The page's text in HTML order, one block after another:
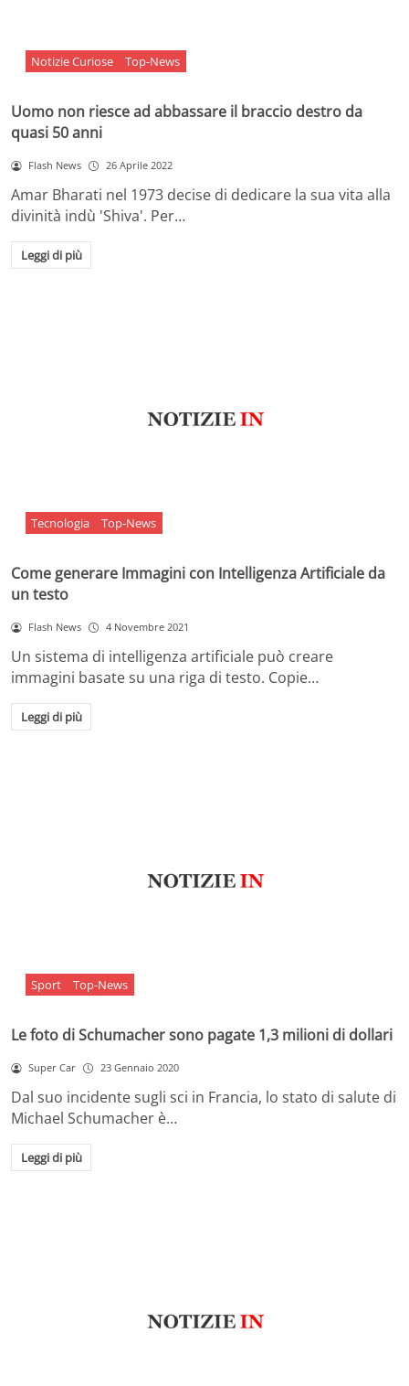
Notizie Curiose Top-News
Uomo non riesce ad abbassare il braccio destro da
quasi 50 anni
Flash News 26 Aprile 2022
Amar Bharati nel 1973 decise di dedicare la sua vita alla
divinità indù 'Shiva'. Per…
Leggi di più
Tecnologia Top-News
Come generare Immagini con Intelligenza Artificiale da
un testo
Flash News 4 Novembre 2021
Un sistema di intelligenza artificiale può creare
immagini basate su una riga di testo. Copie…
Leggi di più
Sport Top-News
Le foto di Schumacher sono pagate 1,3 milioni di dollari
Super Car 23 Gennaio 2020
Dal suo incidente sugli sci in Francia, lo stato di salute di
Michael Schumacher è…
Leggi di più